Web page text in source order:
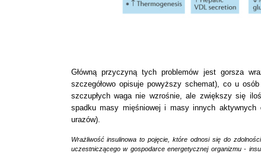
Główną przyczyną tych problemów jest gorsza
szczegółowo opisuje powyższy schemat), co u
szczupłych waga nie wzrośnie, ale zwiększy się
spadku masy mięśniowej i masy innych
urazów).
Wrażliwość insulinowa to pojęcie, które odnosi się do
uczestniczącego w gospodarce energetycznej organizmu -